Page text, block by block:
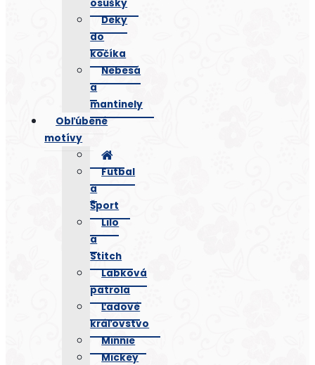
osušky
Deky
do
kočíka
Nebesá
a
mantinely
Obľúbené
motívy
Futbal
a
Šport
Lilo
a
Stitch
Labková
patrola
Ľadové
kráľovstvo
Minnie
Mickey